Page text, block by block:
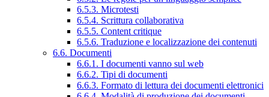
6.5.3. Microtesti
6.5.4. Scrittura collaborativa
6.5.5. Content critique
6.5.6. Traduzione e localizzazione dei contenuti
6.6. Documenti
6.6.1. I documenti vanno sul web
6.6.2. Tipi di documenti
6.6.3. Formato di lettura dei documenti elettronici